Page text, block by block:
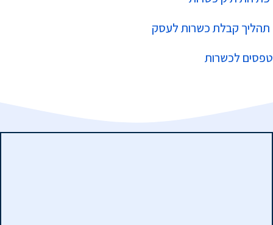
תהליך קבלת כשרות לעסק
טפסים לכשרות